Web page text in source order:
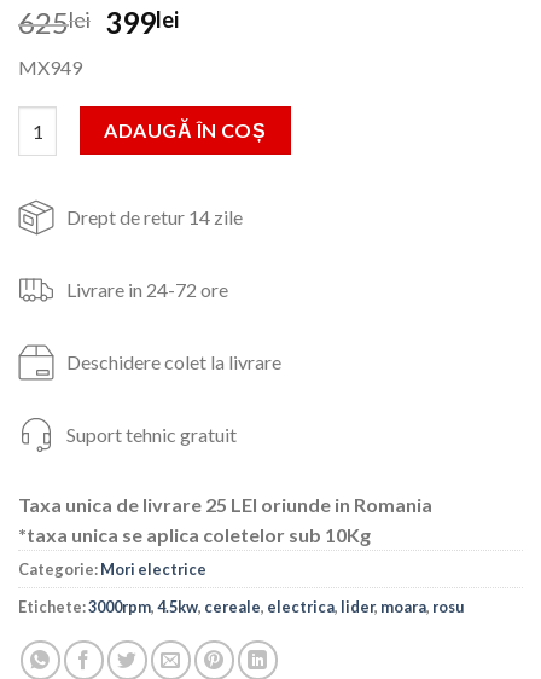
625lei Prețul
fost:
625lei.
399leiPrețul
399lei.
MX949
Cantitate Moara electrica pentru cereale/stiuleti LIDER, 4.5KW
ADAUGĂ ÎN COȘ
Drept de retur 14 zile
Livrare in 24-72 ore
Deschidere colet la livrare
Suport tehnic gratuit
Taxa unica de livrare 25 LEI oriunde in Romania
*taxa unica se aplica coletelor sub 10Kg
Categorie:Mori electrice
Etichete:3000rpm,4.5kw, cereale, electrica, lider, moara, rosu